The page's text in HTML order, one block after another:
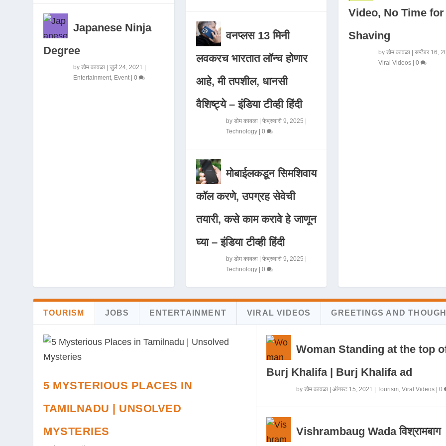
Japanese Ninja
Degree
byडोम कावळा |जुलै 24, 2021 |
Entertainment Event |0
वनप्लस 13 मिनी
लवकरच भारतात लॉन्च होणार
आहे, मी तपशील, धानसी
वैशिष्ट्ये – इंडिया टीव्ही हिंदी
by डोम कावळा| फेब्रुवारी 9, 2025
Technology| 0
मोबाईलकडून सिमशिवाय
कॉल करणे, उपग्रह सेवेची
तयारी, कसे काम करावे हे जाणून
घ्या – इंडिया टीव्ही हिंदी
by डोम कावळा| फेब्रुवारी 9, 2025
Technology| 0
Video, No Time for
Shaving
by डोम कावळा| सप्टेंबर 16,
Viral Videos| 0
TOURISM JOBS ENTERTAINMENT VIRAL VIDEOS GREETINGS AND
5 MYSTERIOUS PLACES IN
TAMILNADU | UNSOLVED
MYSTERIES
Woman Standing at the top
Burj Khalifa | Burj Khalifa ad
by डोम कावळा| ऑगस्ट 15, 2021 Tourism, Viral Videos| 0
Vishrambaug Wada विश्रामबाग